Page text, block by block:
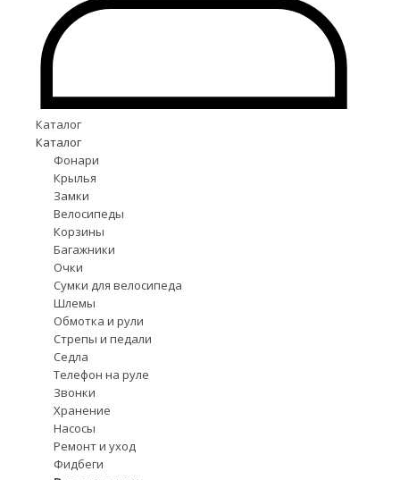
Каталог
Каталог
Фонари
Крылья
Замки
Велосипеды
Корзины
Багажники
Очки
Сумки для велосипеда
Шлемы
Обмотка и рули
Стрепы и педали
Седла
Телефон на руле
Звонки
Хранение
Насосы
Ремонт и уход
Фидбеги